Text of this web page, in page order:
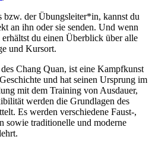
der Übungsleiter*in, kannst du
an ihn oder sie senden. Und wenn
du einen Überblick über alle
und Kursort.
Chang Quan, ist eine Kampfkunst
und hat seinen Ursprung im
mit dem Training von Ausdauer,
werden die Grundlagen des
Es werden verschiedene Faust-,
sowie traditionelle und moderne